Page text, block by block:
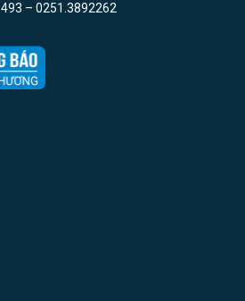
– 0251.3892262